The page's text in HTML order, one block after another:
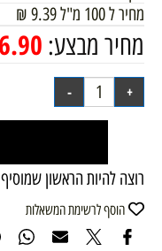
מחיר ל 100 מ"ל
9.39
₪
מחיר מבצע:
רוצה להיות הראשון
הוסף לרשימת המשאלות